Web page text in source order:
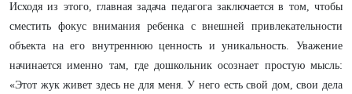
Исходя из этого, главная задача педагога заключается в том, чтобы
сместить фокус внимания ребенка с внешней привлекательности
объекта на его внутреннюю ценность и уникальность. Уважение
начинается именно там, где дошкольник осознает простую мысль:
«Этот жук живет здесь не для меня. У него есть свой дом, свои дела